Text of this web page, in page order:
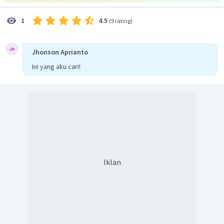
1 4.5 (9 rating)
Jhonson Aprianto
Ini yang aku cari!
Iklan